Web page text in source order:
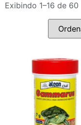
Exibindo 1–16 de